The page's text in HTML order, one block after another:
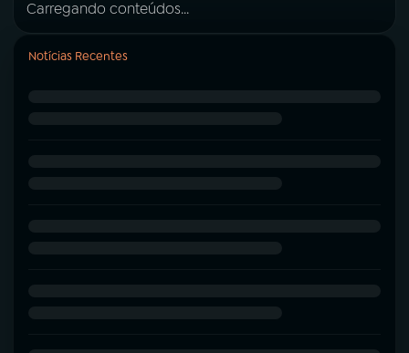
Carregando conteúdos...
Notícias Recentes